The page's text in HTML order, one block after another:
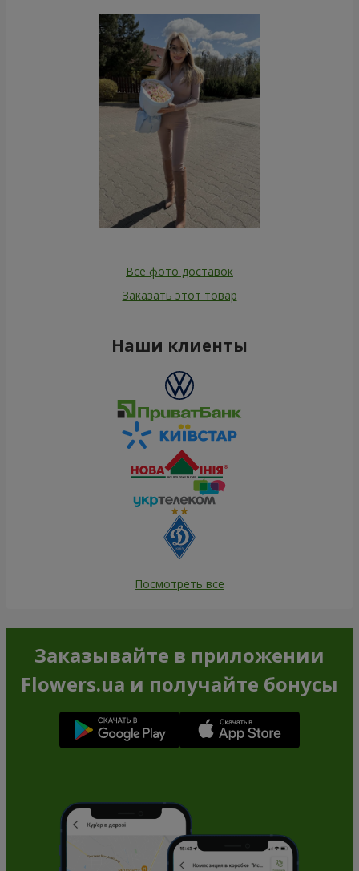
Все фото доставок
Заказать этот товар
Наши клиенты
Посмотреть все
Заказывайте в приложении
Flowers.ua и получайте бонусы